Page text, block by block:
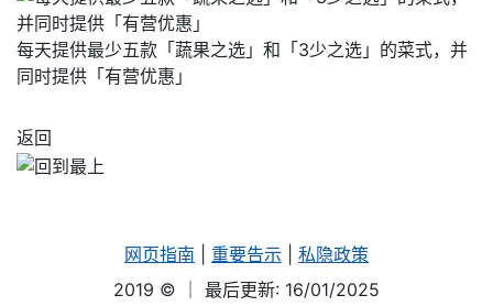
每天提供最少五款「蔬果之选」和「3少之选」的菜式，并
同时提供「有营优惠」
返回
网页指南 重要告示
私隐政策
2019 © ｜ 最后更新: 16/01/2025